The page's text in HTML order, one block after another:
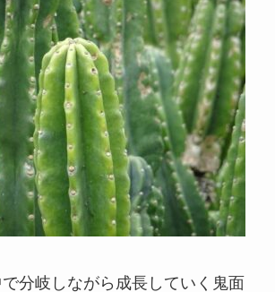
分岐しながら成長していく鬼面